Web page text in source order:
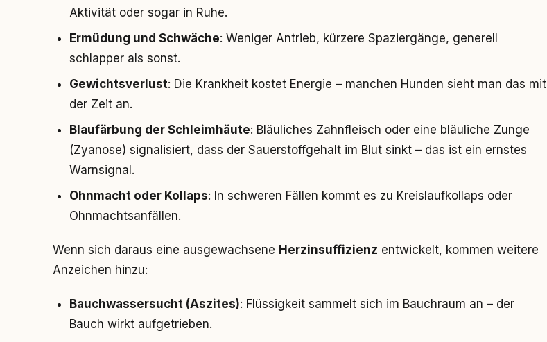
Aktivität oder sogar in Ruhe.
Ermüdung und Schwäche: Weniger Antrieb, kürzere Spaziergänge, generell
schlapper als sonst.
Gewichtsverlust: Die Krankheit kostet Energie – manchen Hunden sieht man das mit
der Zeit an.
Blaufärbung der Schleimhäute: Bläuliches Zahnfleisch oder eine bläuliche Zunge
(Zyanose) signalisiert, dass der Sauerstoffgehalt im Blut sinkt – das ist ein ernstes
Warnsignal.
Ohnmacht oder Kollaps: In schweren Fällen kommt es zu Kreislaufkollaps oder
Ohnmachtsanfällen.
Wenn sich daraus eine ausgewachsene Herzinsuffizienz entwickelt, kommen weitere
Anzeichen hinzu:
Bauchwassersucht (Aszites): Flüssigkeit sammelt sich im Bauchraum an – der
Bauch wirkt aufgetrieben.